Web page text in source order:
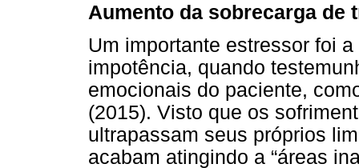
Aumento da sobrecarga de
Um importante estressor foi
impotência, quando
emocionais do paciente,
(2015). Visto que os
ultrapassam seus próprios
acabam atingindo a “áreas